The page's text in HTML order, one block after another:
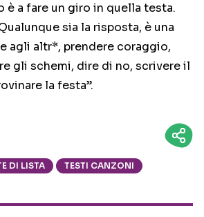
è a fare un giro in quella testa.
sia la risposta, è una
agli altr*, prendere coraggio,
gli schemi, dire di no, scrivere il
la festa”.
DI LISTA TESTI CANZONI